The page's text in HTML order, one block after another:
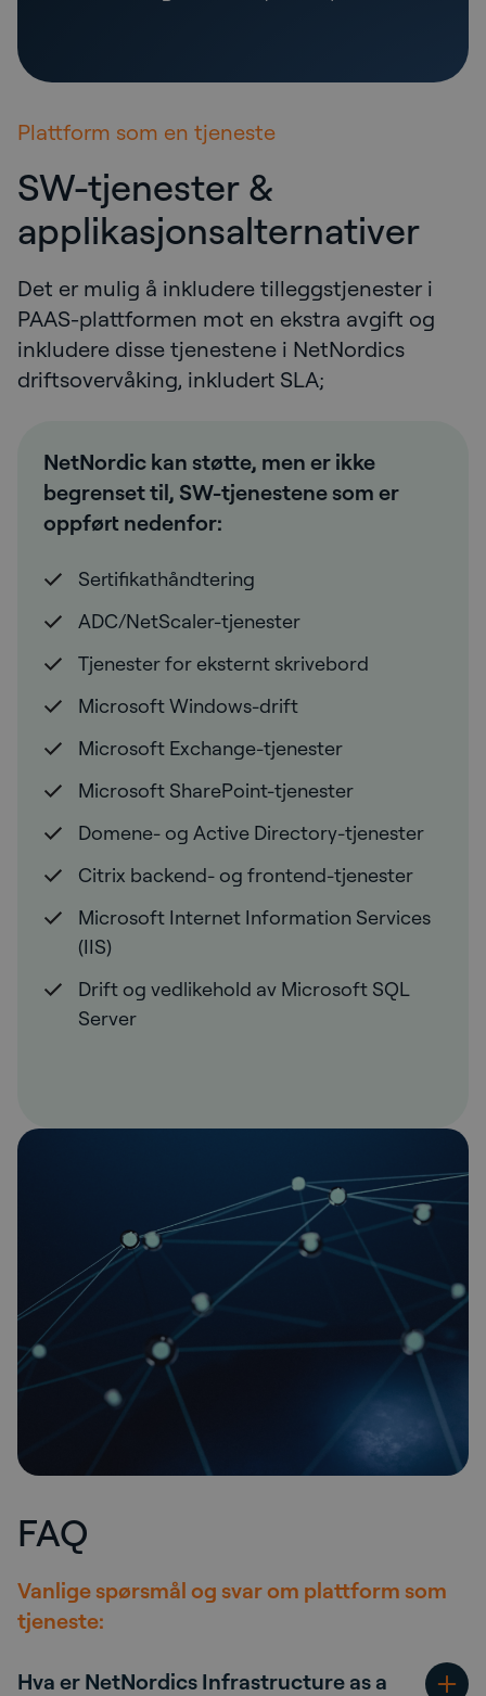
Plattform som en tjeneste
SW-tjenester &
applikasjonsalternativer
Det er mulig å inkludere tilleggstjenester i
PAAS-plattformen mot en ekstra avgift og
inkludere disse tjenestene i NetNordics
driftsovervåking, inkludert SLA;
NetNordic kan støtte, men er ikke
begrenset til, SW-tjenestene som er
oppført nedenfor:
Sertifikathåndtering
ADC/NetScaler-tjenester
Tjenester for eksternt skrivebord
Microsoft Windows-drift
Microsoft Exchange-tjenester
Microsoft SharePoint-tjenester
Domene- og Active Directory-tjenester
Citrix backend- og frontend-tjenester
Microsoft Internet Information Services
(IIS)
Drift og vedlikehold av Microsoft SQL
Server
FAQ
Vanlige spørsmål og svar om plattform som
tjeneste:
Hva er NetNordics Infrastructure as a